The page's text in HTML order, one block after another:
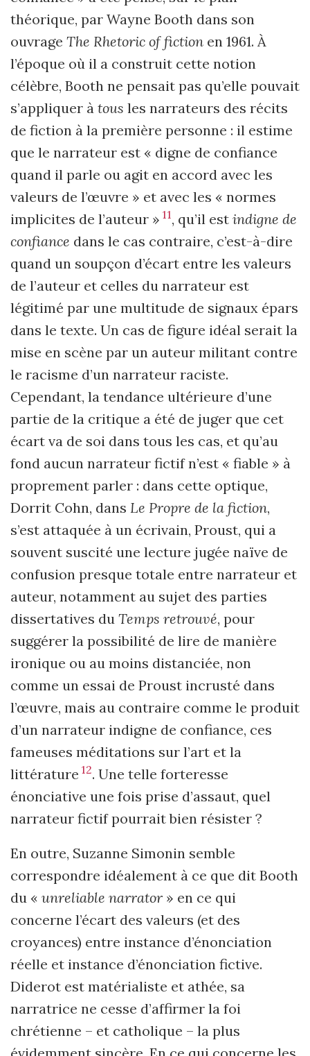
théorique, par Wayne Booth dans son
ouvrage The Rhetoric of fiction en 1961. À
l’époque où il a construit cette notion
célèbre, Booth ne pensait pas qu’elle pouvait
s’appliquer à tous les narrateurs des récits
de fiction à la première personne : il estime
que le narrateur est « digne de confiance
quand il parle ou agit en accord avec les
valeurs de l’œuvre » et avec les « normes
implicites de l’auteur » 11, qu’il estindigne de
confiance dans le cas contraire, c’est-à-dire
quand un soupçon d’écart entre les valeurs
de l’auteur et celles du narrateur est
légitimé par une multitude de signaux épars
dans le texte. Un cas de figure idéal serait la
mise en scène par un auteur militant contre
le racisme d’un narrateur raciste.
Cependant, la tendance ultérieure d’une
partie de la critique a été de juger que cet
écart va de soi dans tous les cas, et qu’au
fond aucun narrateur fictif n’est « fiable » à
proprement parler : dans cette optique,
Dorrit Cohn, dans Le Propre de la fiction,
s’est attaquée à un écrivain, Proust, qui a
souvent suscité une lecture jugée naïve de
confusion presque totale entre narrateur et
auteur, notamment au sujet des parties
dissertatives du Temps retrouvé, pour
suggérer la possibilité de lire de manière
ironique ou au moins distanciée, non
comme un essai de Proust incrusté dans
l’œuvre, mais au contraire comme le produit
d’un narrateur indigne de confiance, ces
fameuses méditations sur l’art et la
littérature 12. Une telle forteresse
énonciative une fois prise d’assaut, quel
narrateur fictif pourrait bien résister ?
En outre, Suzanne Simonin semble
correspondre idéalement à ce que dit Booth
du « unreliable narrator » en ce qui
concerne l’écart des valeurs (et des
croyances) entre instance d’énonciation
réelle et instance d’énonciation fictive.
Diderot est matérialiste et athée, sa
narratrice ne cesse d’affirmer la foi
chrétienne – et catholique – la plus